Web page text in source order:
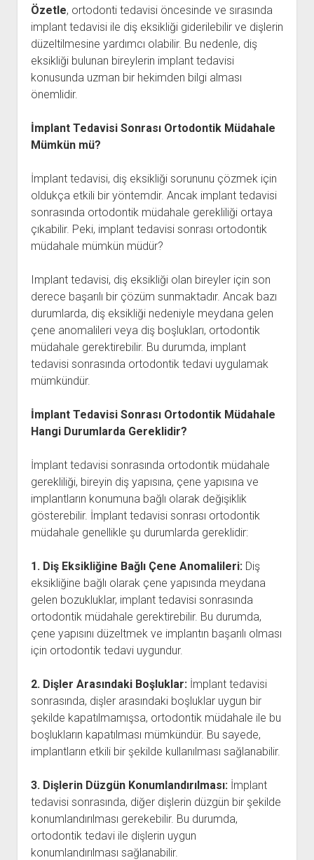
Özetle, ortodonti tedavisi öncesinde ve sırasında
implant tedavisi ile diş eksikliği giderilebilir ve dişlerin
düzeltilmesine yardımcı olabilir. Bu nedenle, diş
eksikliği bulunan bireylerin implant tedavisi
konusunda uzman bir hekimden bilgi alması
önemlidir.
İmplant Tedavisi Sonrası Ortodontik Müdahale
Mümkün mü?
İmplant tedavisi, diş eksikliği sorununu çözmek için
oldukça etkili bir yöntemdir. Ancak implant tedavisi
sonrasında ortodontik müdahale gerekliliği ortaya
çıkabilir. Peki, implant tedavisi sonrası ortodontik
müdahale mümkün müdür?
Implant tedavisi, diş eksikliği olan bireyler için son
derece başarılı bir çözüm sunmaktadır. Ancak bazı
durumlarda, diş eksikliği nedeniyle meydana gelen
çene anomalileri veya diş boşlukları, ortodontik
müdahale gerektirebilir. Bu durumda, implant
tedavisi sonrasında ortodontik tedavi uygulamak
mümkündür.
İmplant Tedavisi Sonrası Ortodontik Müdahale
Hangi Durumlarda Gereklidir?
İmplant tedavisi sonrasında ortodontik müdahale
gerekliliği, bireyin diş yapısına, çene yapısına ve
implantların konumuna bağlı olarak değişiklik
gösterebilir. İmplant tedavisi sonrası ortodontik
müdahale genellikle şu durumlarda gereklidir:
1. Diş Eksikliğine Bağlı Çene Anomalileri: Diş
eksikliğine bağlı olarak çene yapısında meydana
gelen bozukluklar, implant tedavisi sonrasında
ortodontik müdahale gerektirebilir. Bu durumda,
çene yapısını düzeltmek ve implantın başarılı olması
için ortodontik tedavi uygundur.
2. Dişler Arasındaki Boşluklar: İmplant tedavisi
sonrasında, dişler arasındaki boşluklar uygun bir
şekilde kapatılmamışsa, ortodontik müdahale ile bu
boşlukların kapatılması mümkündür. Bu sayede,
implantların etkili bir şekilde kullanılması sağlanabilir.
3. Dişlerin Düzgün Konumlandırılması: İmplant
tedavisi sonrasında, diğer dişlerin düzgün bir şekilde
konumlandırılması gerekebilir. Bu durumda,
ortodontik tedavi ile dişlerin uygun
konumlandırılması sağlanabilir.